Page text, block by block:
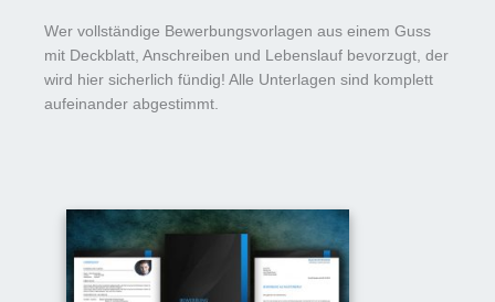
Wer vollständige Bewerbungsvorlagen aus einem Guss
mit Deckblatt, Anschreiben und Lebenslauf bevorzugt, der
wird hier sicherlich fündig! Alle Unterlagen sind komplett
aufeinander abgestimmt.